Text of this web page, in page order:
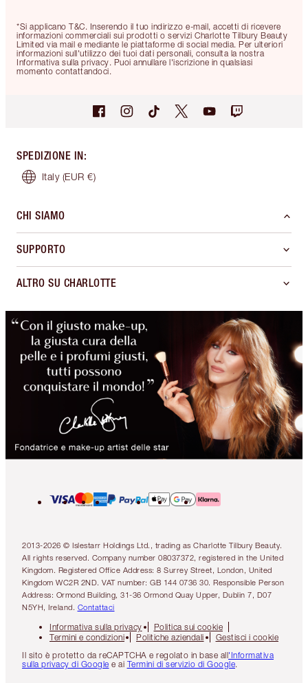
*Si applicano T&C. Inserendo il tuo indirizzo e-mail, accetti di ricevere
informazioni commerciali sui prodotti o servizi Charlotte Tilbury Beauty
Limited via mail e mediante le piattaforme di social media. Per ulteriori
informazioni sull'utilizzo dei tuoi dati personali, consulta la nostra
Informativa sulla privacy. Puoi annullare l'iscrizione in qualsiasi
momento contattandoci.
SPEDIZIONE IN:
Italy (EUR €)
CHI SIAMO
SUPPORTO
ALTRO SU CHARLOTTE
2013-2026 © Islestarr Holdings Ltd., trading as Charlotte Tilbury Beauty.
All rights reserved. Company number 08037372, registered in the United
Kingdom. Registered Office Address: 8 Surrey Street, London, United
Kingdom WC2R 2ND. VAT number: GB 144 0736 30. Responsible Person
Address: Ormond Building, 31-36 Ormond Quay Upper, Dublin 7, D07
N5YH, Ireland. Contattaci
Informativa sulla privacy
Politica sui cookie
Termini e condizioni
Politiche aziendali
Gestisci i cookie
Il sito è protetto da reCAPTCHA e regolato in base all'Informativa
sulla privacy di Google e ai Termini di servizio di Google.